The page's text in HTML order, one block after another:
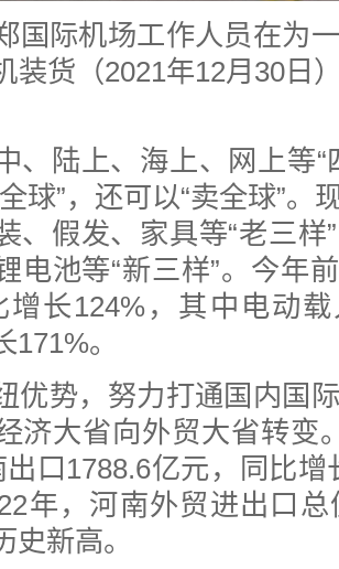
国际机场工作人员在为
装货（2021年12月30日
陆上、海上、网上等“
球”，还可以“卖全球”。
、假发、家具等“老三样
电池等“新三样”。今年
增长124%，其中电动
。
势，努力打通国内国际
济大省向外贸大省转变
口1788.6亿元，同比
年，河南外贸进出口
新高。